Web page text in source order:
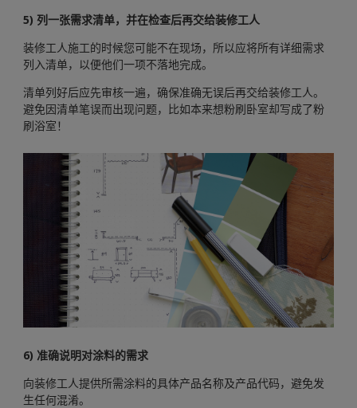
5) 列一张需求清单，并在检查后再交给装修工人
装修工人施工的时候您可能不在现场，所以应将所有详细需求
列入清单，以便他们一项不落地完成。
清单列好后应先审核一遍，确保准确无误后再交给装修工人。
避免因清单笔误而出现问题，比如本来想粉刷卧室却写成了粉
刷浴室！
6) 准确说明对涂料的需求
向装修工人提供所需涂料的具体产品名称及产品代码，避免发
生任何混淆。